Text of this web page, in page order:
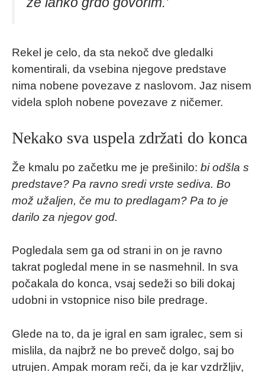
Rekel je celo, da sta nekoč dve gledalki
komentirali, da vsebina njegove predstave
nima nobene povezave z naslovom. Jaz nisem
videla sploh nobene povezave z ničemer.
Nekako sva uspela zdržati do konca
Že kmalu po začetku me je prešinilo: bi odšla s
predstave? Pa ravno sredi vrste sediva. Bo
mož užaljen, če mu to predlagam? Pa to je
darilo za njegov god.
Pogledala sem ga od strani in on je ravno
takrat pogledal mene in se nasmehnil. In sva
počakala do konca, vsaj sedeži so bili dokaj
udobni in vstopnice niso bile predrage.
Glede na to, da je igral en sam igralec, sem si
mislila, da najbrž ne bo preveč dolgo, saj bo
utrujen. Ampak moram reči, da je kar vzdržljiv,